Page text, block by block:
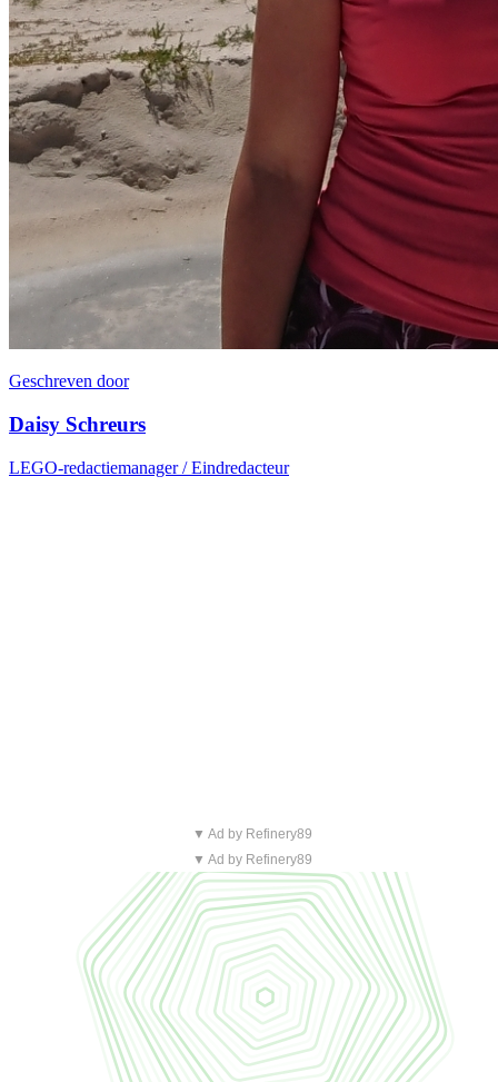
Geschreven door
Daisy Schreurs
LEGO-redactiemanager / Eindredacteur
▼ Ad by Refinery89
▼ Ad by Refinery89